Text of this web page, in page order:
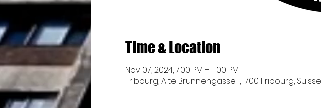
Time & Location
Nov 07, 2024, 7:00 PM – 11:00 PM
Fribourg, Alte Brunnengasse 1, 1700 Fribourg, Suisse